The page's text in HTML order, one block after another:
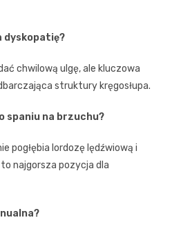
dyskopatię?
chwilową ulgę, ale kluczowa
struktury kręgosłupa.
spaniu na brzuchu?
pogłębia lordozę lędźwiową i
najgorsza pozycja dla